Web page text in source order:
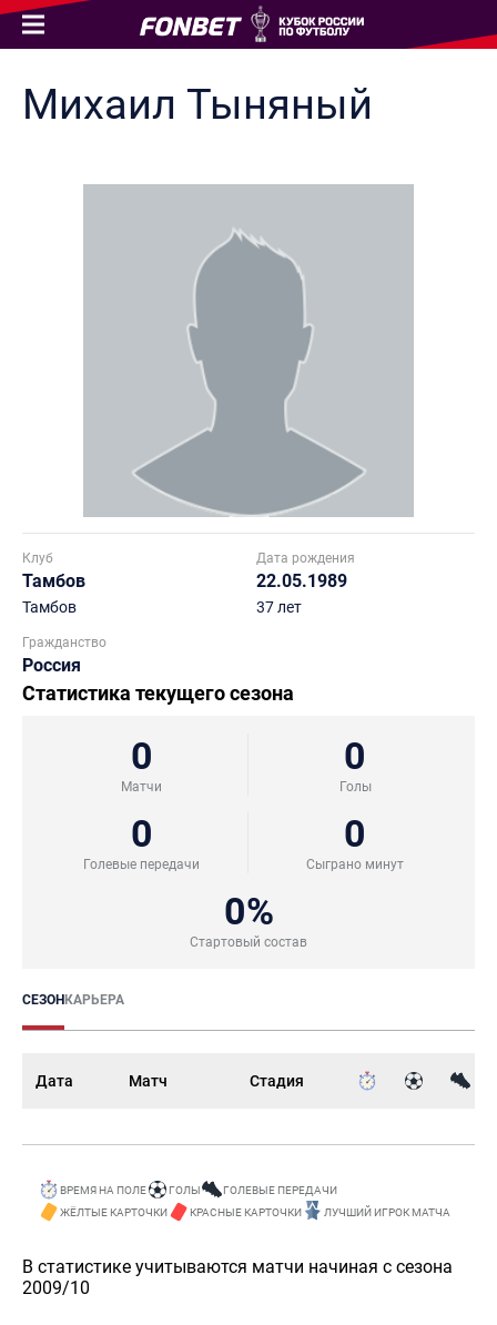
Михаил Тыняный
Клуб
Тамбов
Тамбов
Дата рождения
22.05.1989
37 лет
Гражданство
Россия
Статистика текущего сезона
0
Матчи
0
Голы
0
Голевые передачи
0
Сыграно минут
0%
Стартовый состав
СЕЗОНКАРЬЕРА
Дата Матч Стадия
ВРЕМЯ НА ПОЛЕ ГОЛЫ
ГОЛЕВЫЕ ПЕРЕДАЧИ
ЖЁЛТЫЕ КАРТОЧКИ
КРАСНЫЕ КАРТОЧКИ ЛУЧШИЙ ИГРОК МАТЧА
В статистике учитываются матчи начиная с сезона
2009/10